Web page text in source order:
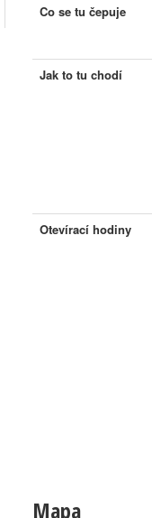
Co se tu čepuje
Jak to tu chodí
Otevírací hodiny
Mapa